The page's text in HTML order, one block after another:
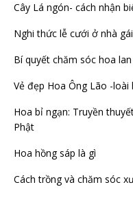
Cây Lá ngón- cách nhận
Nghi thức lễ cưới ở nhà
Bí quyết chăm sóc hoa
Vẻ đẹp Hoa Ông Lão -
Hoa bỉ ngạn: Truyền
Phật
Hoa hồng sáp là gì
Cách trồng và chăm sóc